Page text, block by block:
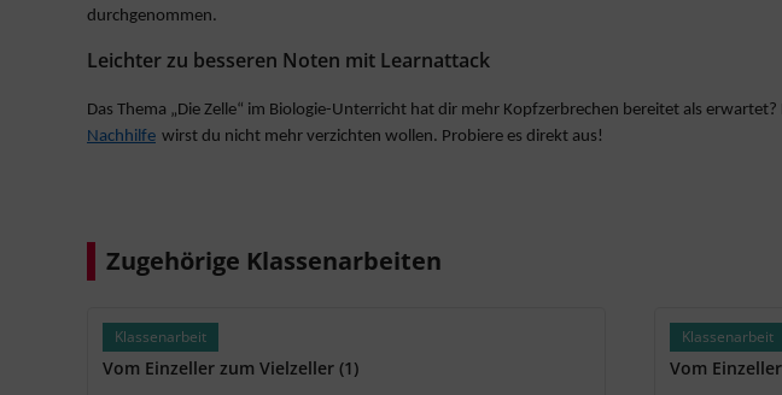
durchgenommen.
Leichter zu besseren Noten mit Learnattack
Das Thema „Die Zelle“ im Biologie-Unterricht hat dir mehr Kopfzerbrechen bereitet als
Nachhilfe wirst du nicht mehr verzichten wollen. Probiere es direkt aus!
Zugehörige Klassenarbeiten
Klassenarbeit
Vom Einzeller zum Vielzeller (1)
Klassenarbeit
Vom